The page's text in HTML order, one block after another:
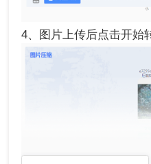
4、图片上传后点击开始